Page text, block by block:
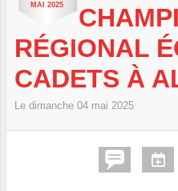
MAI 2025
RÉGIONAL
CADETS À
Le dimanche 04 mai 2025